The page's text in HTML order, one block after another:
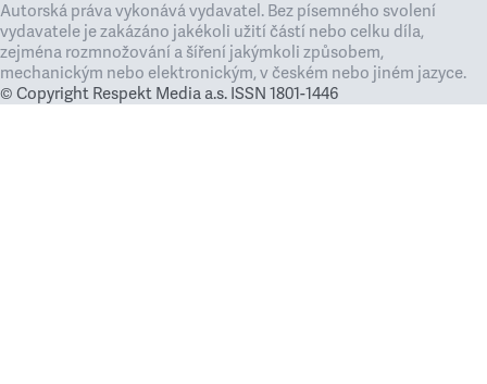
Autorská práva vykonává vydavatel. Bez písemného svolení
vydavatele je zakázáno jakékoli užití částí nebo celku díla,
zejména rozmnožování a šíření jakýmkoli způsobem,
mechanickým nebo elektronickým, v českém nebo jiném jazyce.
© Copyright Respekt Media a.s. ISSN 1801-1446